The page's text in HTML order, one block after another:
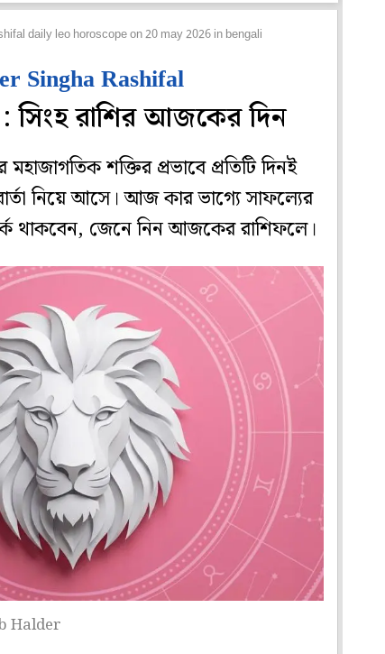
daily leo horoscope on 20 may 2026 in bengali
Singha Rashifal
রাশির আজকের দিন
শক্তির প্রভাবে প্রতিটি দিনই
নিয়ে আসে। আজ কার ভাগ্যে সাফল্যের
থাকবেন, জেনে নিন আজকের রাশিফলে।
Halder